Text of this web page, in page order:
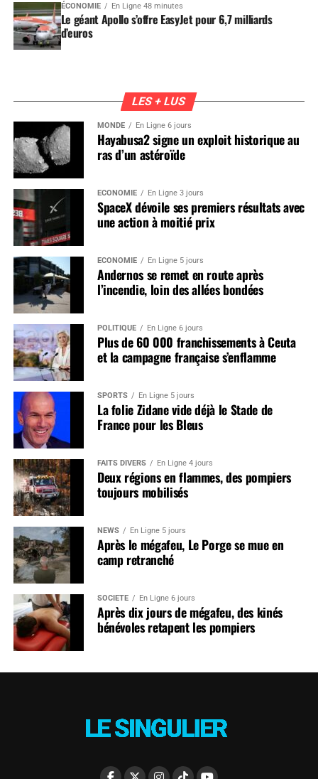
ÉCONOMIE En Ligne 48 minutes
Le géant Apollo s’offre EasyJet pour 6,7 milliards
d’euros
LES + LUS
MONDE En Ligne 6 jours
Hayabusa2 signe un exploit historique au
ras d’un astéroïde
ÉCONOMIE En Ligne 3 jours
SpaceX dévoile ses premiers résultats avec
une action à moitié prix
ÉCONOMIE En Ligne 5 jours
Andernos se remet en route après
l’incendie, loin des allées bondées
POLITIQUE En Ligne 6 jours
Plus de 60 000 franchissements à Ceuta
et la campagne française s’enflamme
SPORTS En Ligne 5 jours
La folie Zidane vide déjà le Stade de
France pour les Bleus
FAITS DIVERS En Ligne 4 jours
Deux régions en flammes, des pompiers
toujours mobilisés
NEWS En Ligne 5 jours
Après le mégafeu, Le Porge se mue en
camp retranché
SOCIÉTÉ En Ligne 6 jours
Après dix jours de mégafeu, des kinés
bénévoles retapent les pompiers